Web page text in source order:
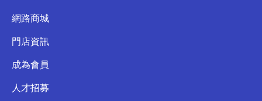
網路商城
門店資訊
成為會員
人才招募